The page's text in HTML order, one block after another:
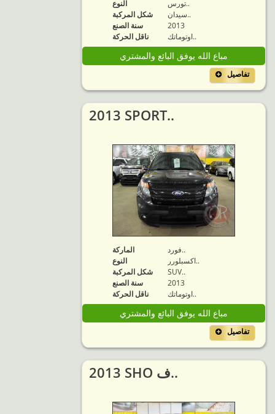
النوع
تورس..
شكل المركبة
سيدان..
سنة الصنع
2013
ناقل الحركة
اوتوماتك..
مباع الله يوفق البائع والمشتري
تفاصيل
2013 SPORT..
الماركة
فورد..
النوع
اكسبلورر..
شكل المركبة
SUV..
سنة الصنع
2013
ناقل الحركة
اوتوماتك..
مباع الله يوفق البائع والمشتري
تفاصيل
2013 SHO ف..